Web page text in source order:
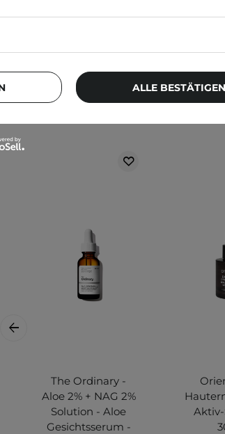
Weitere Produkte der
The Ordinary -
Aloe 2% + NAG 2%
Solution - Aloe
Gesichtsserum -
ALLE BESTÄTIGEN